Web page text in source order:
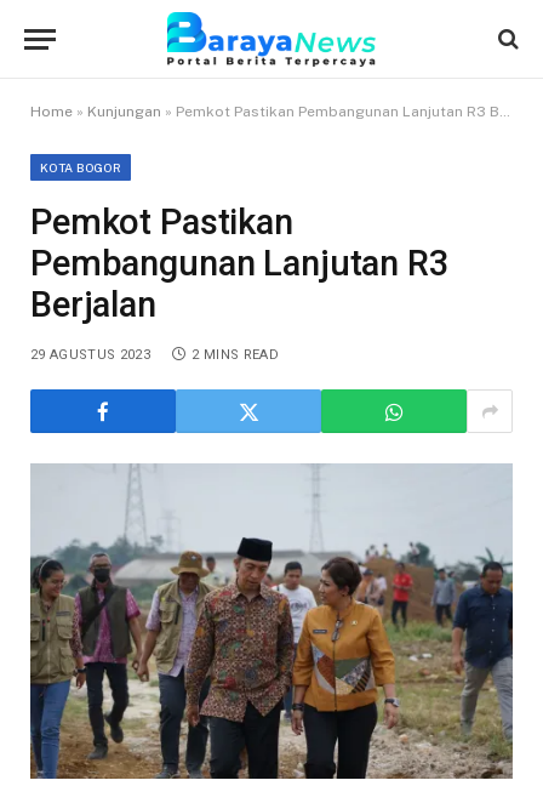
Home » Kunjungan » Pemkot Pastikan Pembangunan Lanjutan R3 Berjalan
KOTA BOGOR
Pemkot Pastikan
Pembangunan Lanjutan R3
Berjalan
29 AGUSTUS 2023 2 MINS READ